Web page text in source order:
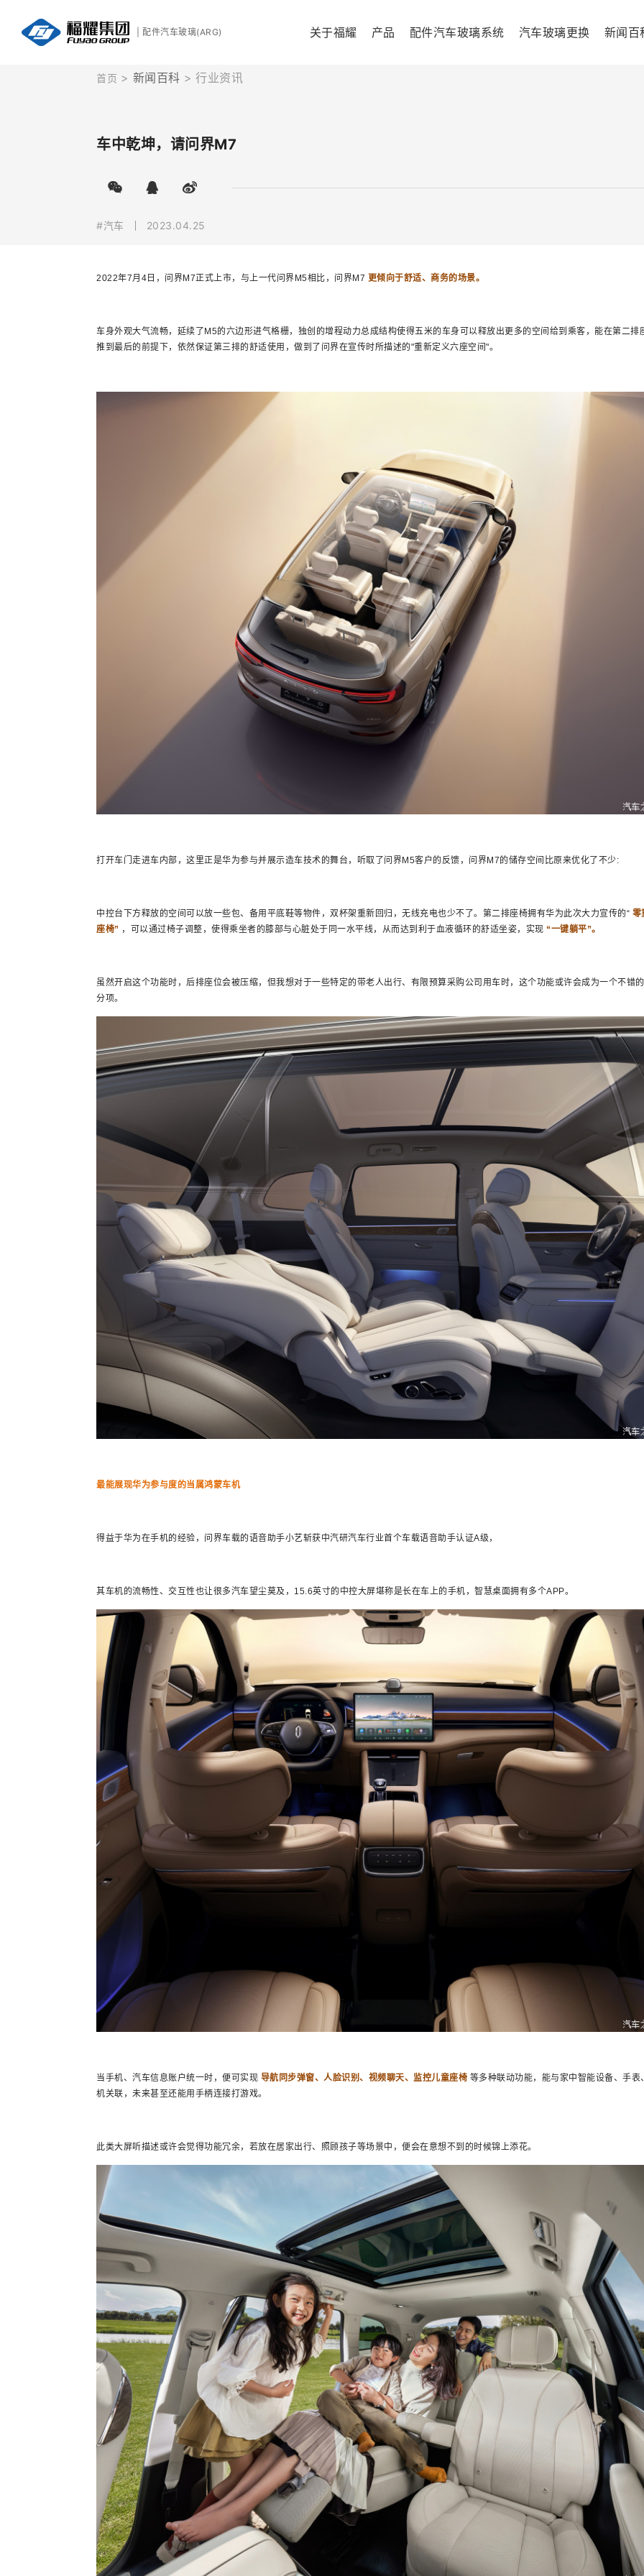
| 配件汽车玻璃(ARG) 关于福耀 产品 配件汽车玻璃系统 汽车玻璃更换 新闻百
首页 新闻百科 行业资讯
车中乾坤，请问界M7
#汽车 2023.04.25
2022年7月4日，问界M7正式上市，与上一代问界M5相比，问界M7 更倾向于舒适、商务的场景。
车身外观大气流畅，延续了M5的六边形进气格栅，独创的增程动力总成结构使得五米的车身可以释放出更多的空间给到乘客，能在第二排
推到最后的前提下，依然保证第三排的舒适使用，做到了问界在宣传时所描述的"重新定义六座空间"。
打开车门走进车内部，这里正是华为参与并展示造车技术的舞台，听取了问界M5客户的反馈，问界M7的储存空间比原来优化了不少:
中控台下方释放的空间可以放一些包、备用平底鞋等物件，双杯架重新回归，无线充电也少不了。第二排座椅拥有华为此次大力宣传的“ 零
座椅” ，可以通过椅子调整，使得乘坐者的膝部与心脏处于同一水平线，从而达到利于血液循环的舒适坐姿，实现 “一键躺平”。
虽然开启这个功能时，后排座位会被压缩，但我想对于一些特定的带老人出行、有限预算采购公司用车时，这个功能或许会成为一个不错
分项。
最能展现华为参与度的当属鸿蒙车机
得益于华为在手机的经验，问界车载的语音助手小艺斩获中汽研汽车行业首个车载语音助手认证A级，
其车机的流畅性、交互性也让很多汽车望尘莫及，15.6英寸的中控大屏堪称是长在车上的手机，智慧桌面拥有多个APP。
当手机、汽车信息账户统一时，便可实现 导航同步弹窗、人脸识别、视频聊天、监控儿童座椅 等多种联动功能，能与家中智能设备、手表
机关联，未来甚至还能用手柄连接打游戏。
此类大屏听描述或许会觉得功能冗余，若放在居家出行、照顾孩子等场景中，便会在意想不到的时候锦上添花。